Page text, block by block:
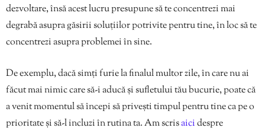
dezvoltare, însă acest lucru presupune să te concentrezi mai
degrabă asupra găsirii soluțiilor potrivite pentru tine, în loc să te
concentrezi asupra problemei în sine.
De exemplu, dacă simți furie la finalul multor zile, în care nu ai
făcut mai nimic care să-i aducă și sufletului tău bucurie, poate că
a venit momentul să începi să privești timpul pentru tine ca pe o
prioritate și să-l incluzi în rutina ta. Am scrisaicidespre